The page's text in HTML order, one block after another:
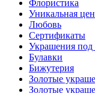
Флористика
Уникальная
Любовь
Сертификаты
Украшения под
Булавки
Бижутерия
Золотые
Золотые